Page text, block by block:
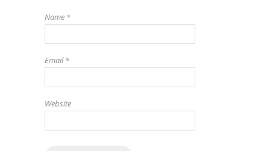
Name *
Email*
Website